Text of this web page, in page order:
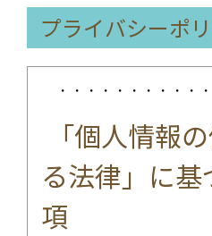
プライバシーポ
・・・・・・・・・・
「個人情報
る法律」に
項